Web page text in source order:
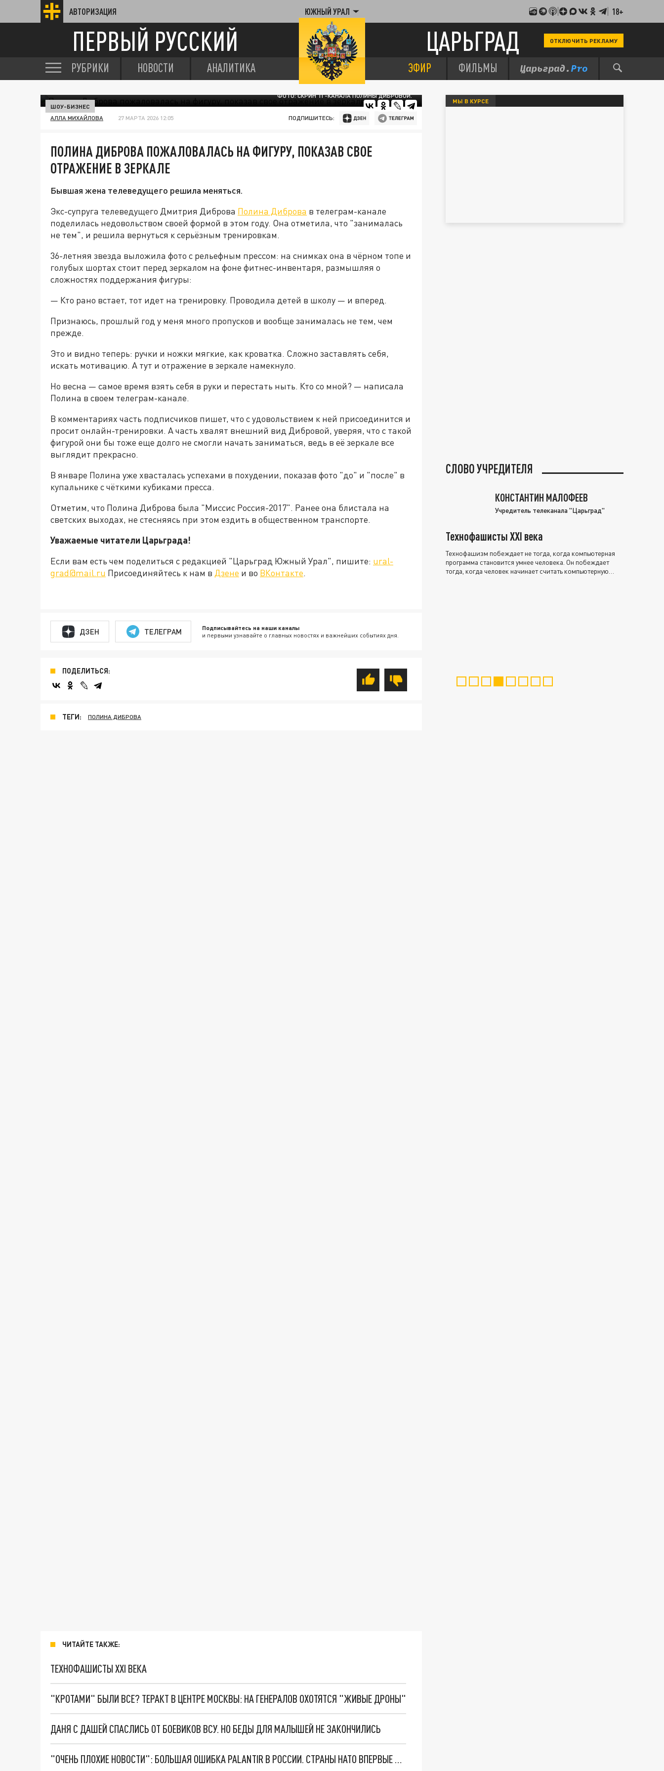
АВТОРИЗАЦИЯ ЮЖНЫЙ УРАЛ 18+
ПЕРВЫЙ РУССКИЙ ЦАРЬГРАД ОТКЛЮЧИТЬ РЕКЛАМУ
РУБРИКИ НОВОСТИ АНАЛИТИКА ЭФИР ФИЛЬМЫ
ФОТО: СКРИН ТГ-КАНАЛА ПОЛИНЫ ДИБРОВОЙ.
ШОУ-БИЗНЕС
АЛЛА МИХАЙЛОВА 27 МАРТА 2026 12:05 ПОДПИШИТЕСЬ:
ПОЛИНА ДИБРОВА ПОЖАЛОВАЛАСЬ НА ФИГУРУ, ПОКАЗАВ СВОЕ
ОТРАЖЕНИЕ В ЗЕРКАЛЕ
Бывшая жена телеведущего решила меняться.
Экс-супруга телеведущего Дмитрия Диброва Полина Диброва в телеграм-канале
поделилась недовольством своей формой в этом году. Она отметила, что "занималась
не тем", и решила вернуться к серьёзным тренировкам.
36-летняя звезда выложила фото с рельефным прессом: на снимках она в чёрном топе и
голубых шортах стоит перед зеркалом на фоне фитнес-инвентаря, размышляя о
сложностях поддержания фигуры:
— Кто рано встает, тот идет на тренировку. Проводила детей в школу — и вперед.
Признаюсь, прошлый год у меня много пропусков и вообще занималась не тем, чем
прежде.
Это и видно теперь: ручки и ножки мягкие, как кроватка. Сложно заставлять себя,
искать мотивацию. А тут и отражение в зеркале намекнуло.
Но весна — самое время взять себя в руки и перестать ныть. Кто со мной? — написала
Полина в своем телеграм-канале.
В комментариях часть подписчиков пишет, что с удовольствием к ней присоединится и
просит онлайн-тренировки. А часть хвалят внешний вид Дибровой, уверяя, что с такой
фигурой они бы тоже еще долго не смогли начать заниматься, ведь в её зеркале все
выглядит прекрасно.
В январе Полина уже хвасталась успехами в похудении, показав фото "до" и "после" в
купальнике с чёткими кубиками пресса.
Отметим, что Полина Диброва была "Миссис Россия-2017". Ранее она блистала на
светских выходах, не стесняясь при этом ездить в общественном транспорте.
Уважаемые читатели Царьграда!
Если вам есть чем поделиться с редакцией "Царьград Южный Урал", пишите: ural-
grad@mail.ru Присоединяйтесь к нам в Дзене и во ВКонтакте.
ДЗЕН ТЕЛЕГРАМ Подписывайтесь на наши каналы
и первыми узнавайте о главных новостях и важнейших событиях дня.
ПОДЕЛИТЬСЯ:
ТЕГИ: ПОЛИНА ДИБРОВА
ЧИТАЙТЕ ТАКЖЕ:
ТЕХНОФАШИСТЫ XXI ВЕКА
"КРОТАМИ" БЫЛИ ВСЕ? ТЕРАКТ В ЦЕНТРЕ МОСКВЫ: НА ГЕНЕРАЛОВ ОХОТЯТСЯ "ЖИВЫЕ ДРОНЫ"
ДАНЯ С ДАШЕЙ СПАСЛИСЬ ОТ БОЕВИКОВ ВСУ. НО БЕДЫ ДЛЯ МАЛЫШЕЙ НЕ ЗАКОНЧИЛИСЬ
"ОЧЕНЬ ПЛОХИЕ НОВОСТИ": БОЛЬШАЯ ОШИБКА PALANTIR В РОССИИ. СТРАНЫ НАТО ВПЕРВЫЕ ЗА СВО ОСТАНОВИЛИ ПОСТАВКИ ОРУЖИЯ. ВСУ ТЕРЯЮТ ПРИГРАНИЧЬЕ?
МЫ В КУРСЕ
СЛОВО УЧРЕДИТЕЛЯ
КОНСТАНТИН МАЛОФЕЕВ
Учредитель телеканала "Царьград"
Технофашисты XXI века
Технофашизм побеждает не тогда, когда компьютерная
программа становится умнее человека. Он побеждает
тогда, когда человек начинает считать компьютерную